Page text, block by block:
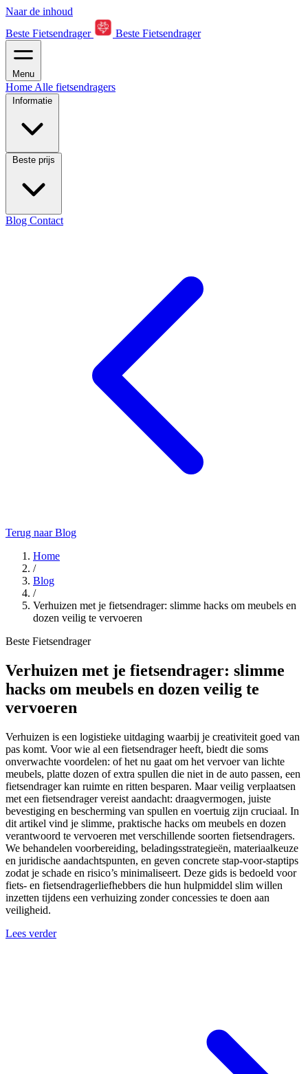
Naar de inhoud
Beste Fietsendrager
Beste Fietsendrager
Menu
Home Alle fietsendragers
Informatie
Beste prijs
Blog Contact
Terug naar Blog
Home
/
Blog
/
Verhuizen met je fietsendrager: slimme hacks om meubels en
dozen veilig te vervoeren
Beste Fietsendrager
Verhuizen met je fietsendrager: slimme
hacks om meubels en dozen veilig te
vervoeren
Verhuizen is een logistieke uitdaging waarbij je creativiteit goed van
pas komt. Voor wie al een fietsendrager heeft, biedt die soms
onverwachte voordelen: of het nu gaat om het vervoer van lichte
meubels, platte dozen of extra spullen die niet in de auto passen, een
fietsendrager kan ruimte en ritten besparen. Maar veilig verplaatsen
met een fietsendrager vereist aandacht: draagvermogen, juiste
bevestiging en bescherming van spullen en voertuig zijn cruciaal. In
dit artikel vind je slimme, praktische hacks om meubels en dozen
verantwoord te vervoeren met verschillende soorten fietsendragers.
We behandelen voorbereiding, beladingsstrategieën, materiaalkeuze
en juridische aandachtspunten, en geven concrete stap-voor-staptips
zodat je schade en risico’s minimaliseert. Deze gids is bedoeld voor
fiets- en fietsendragerliefhebbers die hun hulpmiddel slim willen
inzetten tijdens een verhuizing zonder concessies te doen aan
veiligheid.
Lees verder